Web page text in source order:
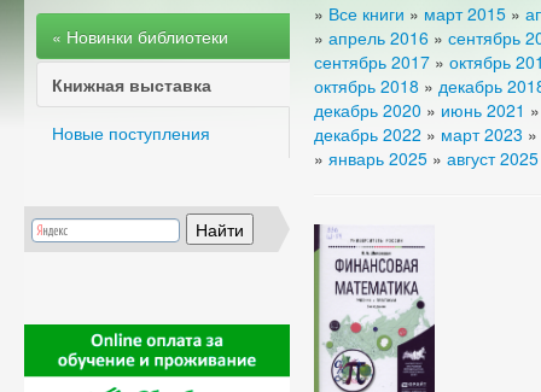
« Новинки библиотеки
Книжная выставка
Новые поступления
» Все книги » март 2015 »
» апрель 2016 » сентябрь
сентябрь 2017 » октябрь
октябрь 2018 » декабрь
декабрь 2020 » июнь 2021
декабрь 2022 » март 2023 »
» январь 2025 » август 2025